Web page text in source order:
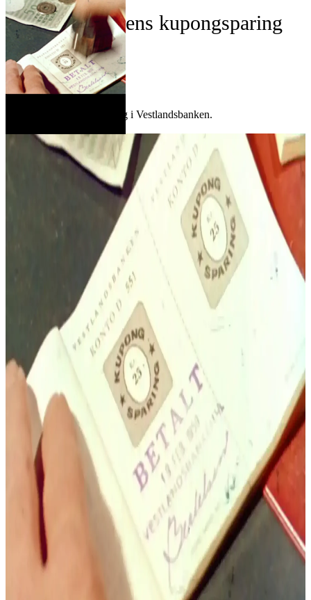
Vestlandsbankens kupongsparing
Film
Forfatter:
Leverandør:
Norgesfilm AS
Lisens:
Reklame for kupongsparing i Vestlandsbanken.